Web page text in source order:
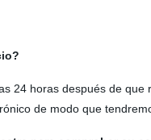
24 horas después de
de modo que